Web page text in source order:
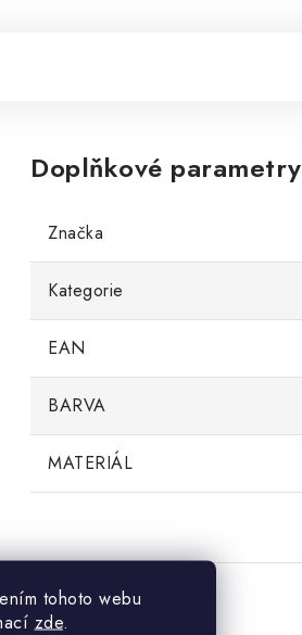
tohoto webu
zde.
Doplňkové parametry
Značka
Kategorie
EAN
BARVA
MATERIÁL